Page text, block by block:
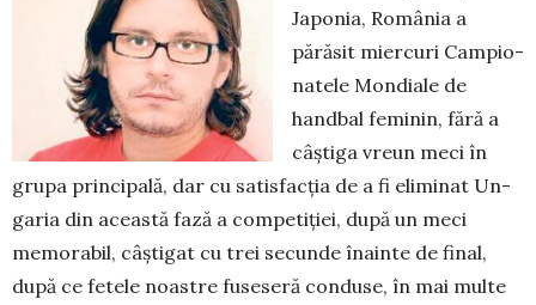
Japonia, Ro­mânia a
părăsit miercuri Campio­
na­tele Mondiale de
handbal feminin, fără a
câș­tiga vreun meci în
grupa principală, dar cu satisfacția de a fi eliminat Un­
garia din această fază a com­pe­tiției, după un meci
memorabil, câștigat cu trei secunde îna­inte de fi­nal,
după ce fetele noastre fuseseră con­duse, în mai multe